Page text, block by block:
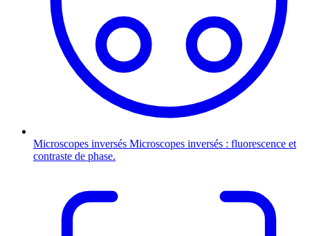
Microscopes inversés Microscopes inversés : fluorescence et
contraste de phase.